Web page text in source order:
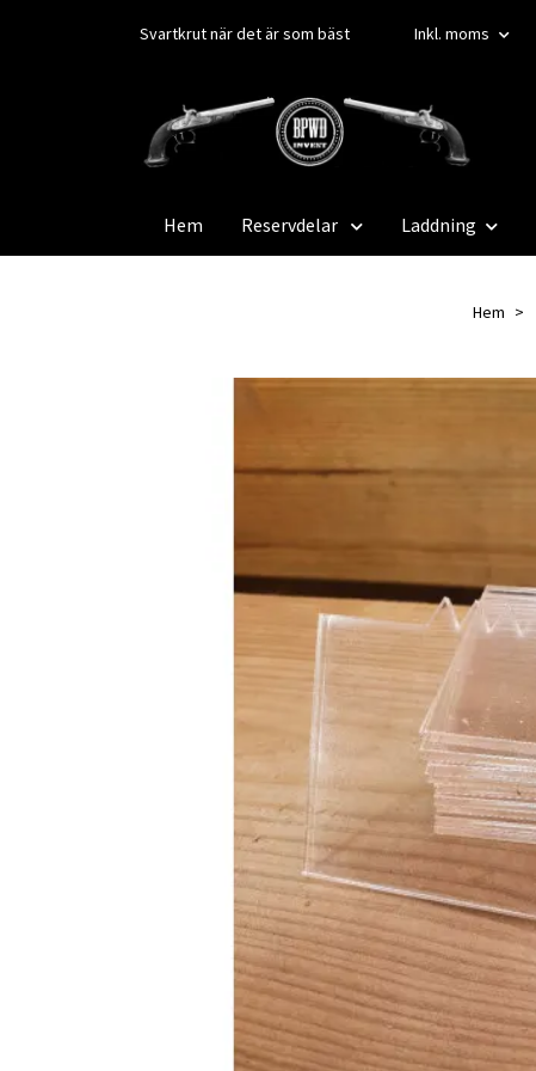
Svartkrut när det är som bäst Inkl. moms
Hem Reservdelar Laddning
Hem